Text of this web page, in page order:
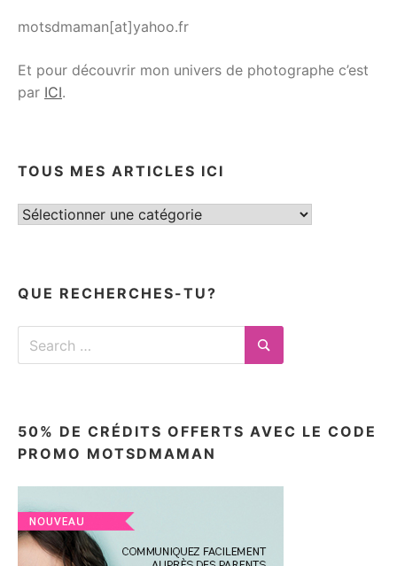
motsdmaman[at]yahoo.fr
Et pour découvrir mon univers de photographe c’est
par ICI.
TOUS MES ARTICLES ICI
Tous
QUE RECHERCHES-TU?
Search
50% DE CRÉDITS OFFERTS AVEC LE CODE
PROMO MOTSDMAMAN